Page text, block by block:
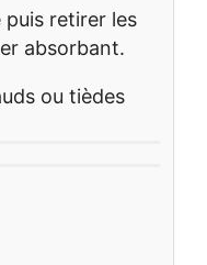
puis retirer les
absorbant.
ou tièdes